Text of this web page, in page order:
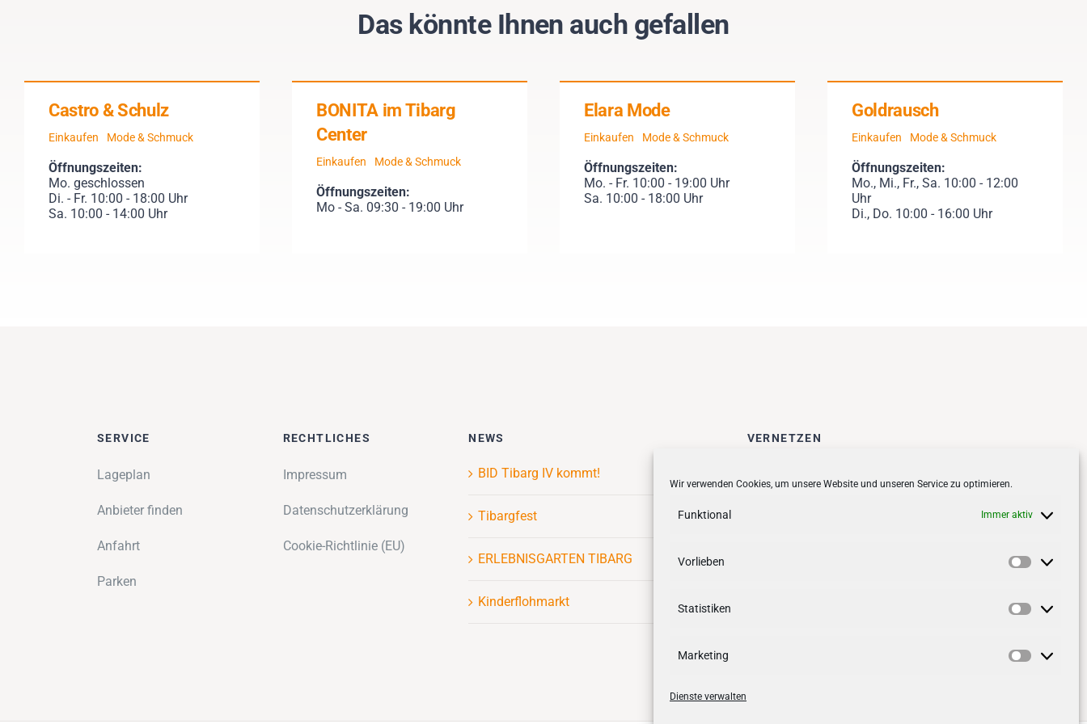
Wir verwenden Cookies, um unsere Website und unseren Service zu optimieren.
Funktional Immer aktiv
Vorlieben
Statistiken
Marketing
Dienste verwalten
Das könnte Ihnen auch gefallen
Castro & Schulz
Einkaufen Mode & Schmuck
Öffnungszeiten:
Mo. geschlossen
Di. - Fr. 10:00 - 18:00 Uhr
Sa. 10:00 - 14:00 Uhr
BONITA im Tibarg
Center
Einkaufen Mode & Schmuck
Öffnungszeiten:
Mo - Sa. 09:30 - 19:00 Uhr
Elara Mode
Einkaufen Mode & Schmuck
Öffnungszeiten:
Mo. - Fr. 10:00 - 19:00 Uhr
Sa. 10:00 - 18:00 Uhr
Goldrausch
Einkaufen Mode & Schmuck
Öffnungszeiten:
Mo., Mi., Fr., Sa. 10:00 - 12:00
Uhr
Di., Do. 10:00 - 16:00 Uhr
SERVICE
Lageplan
Anbieter finden
Anfahrt
Parken
RECHTLICHES
Impressum
Datenschutzerklärung
Cookie-Richtlinie (EU)
NEWS
BID Tibarg IV kommt!
Tibargfest
ERLEBNISGARTEN TIBARG
Kinderflohmarkt
VERNETZEN
Follow us onfacebook